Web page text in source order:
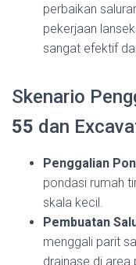
perbaikan
pekerjaan
sangat efektif
Skenario
55 dan
Penggalian
pondasi rumah
skala kecil.
Pembuatan
menggali parit
drainase di area